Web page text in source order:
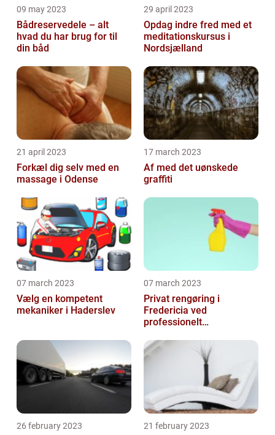
09 may 2023
Bådreservedele – alt
hvad du har brug for til
din båd
29 april 2023
Opdag indre fred med et
meditationskursus i
Nordsjælland
21 april 2023
Forkæl dig selv med en
massage i Odense
17 march 2023
Af med det uønskede
graffiti
07 march 2023
Vælg en kompetent
mekaniker i Haderslev
07 march 2023
Privat rengøring i
Fredericia ved
professionelt
26 february 2023 21 february 2023